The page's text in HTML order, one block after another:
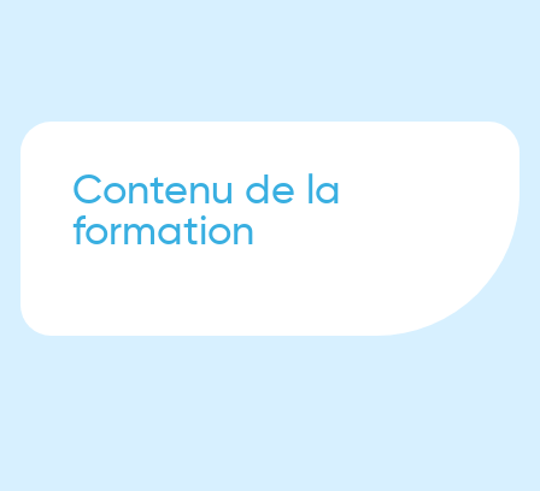
Contenu de la
formation